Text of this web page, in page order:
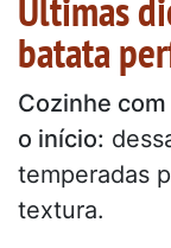
batata
Cozinhe
o início:
temperadas
textura.